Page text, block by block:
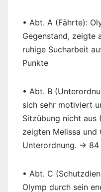
• Abt. A (Fährte):
Gegenstand, zeigte
ruhige Sucharbeit
Punkte
• Abt. B
sich sehr motiviert
Sitzübung nicht aus
zeigten Melissa und
Unterordnung. → 84
• Abt. C
Olymp durch sein